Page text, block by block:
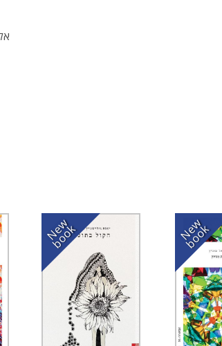
N
e
w
b
o
o
k N
e
w
b
o
o
k